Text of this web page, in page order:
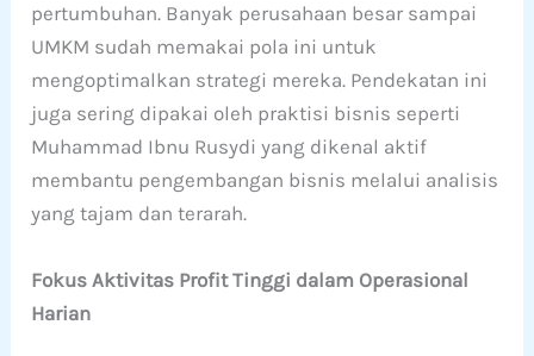
pertumbuhan. Banyak perusahaan besar sampai
UMKM sudah memakai pola ini untuk
mengoptimalkan strategi mereka. Pendekatan ini
juga sering dipakai oleh praktisi bisnis seperti
Muhammad Ibnu Rusydi yang dikenal aktif
membantu pengembangan bisnis melalui analisis
yang tajam dan terarah.
Fokus Aktivitas Profit Tinggi dalam Operasional
Harian